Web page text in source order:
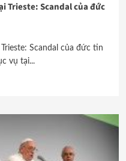
Trieste: Scandal của đức
Scandal của đức tin
vụ tại...